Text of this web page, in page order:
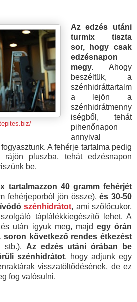
Az edzés utáni
turmix tiszta
sor, hogy csak
edzésnapon
megy.Ahogy
beszéltük, a
szénhidráttartalm
a lejön a
szénhidrátmenny
iségből, tehát
pihenőnapon
annyival
A fehérje tartalma pedig
rájön pluszba, tehát edzésnapon
be.
tartalmazzon 40 grammfehérjét
fehérjeporból jön össze), és 30-50
szénhidrátot, ami szőlőcukor,
táplálékkiegészítő lehet. A
után igyuk meg, majd egy órán
soron következő rendes étkezést
stb.). Az edzés utáni órában be
szénhidrátot, hogy adjunk egy
visszatöltődésének, de ez
fog valósulni.